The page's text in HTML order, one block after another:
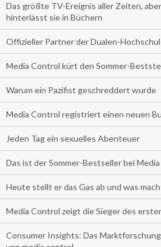
Das größte TV-Ereignis aller Zeiten,
hinterlässt sie in Büchern
Offizieller Partner der Dualen-
Media Control kürt den Sommer-
Warum ein Pazifist geschreddert wurde
Media Control registriert einen neuen
Jeden Tag ein sexuelles Abenteuer
Das ist der Sommer-Bestseller bei
Heute stellt er das Gas ab und was
Media Control zeigt die Sieger des
Consumer Insights: Das